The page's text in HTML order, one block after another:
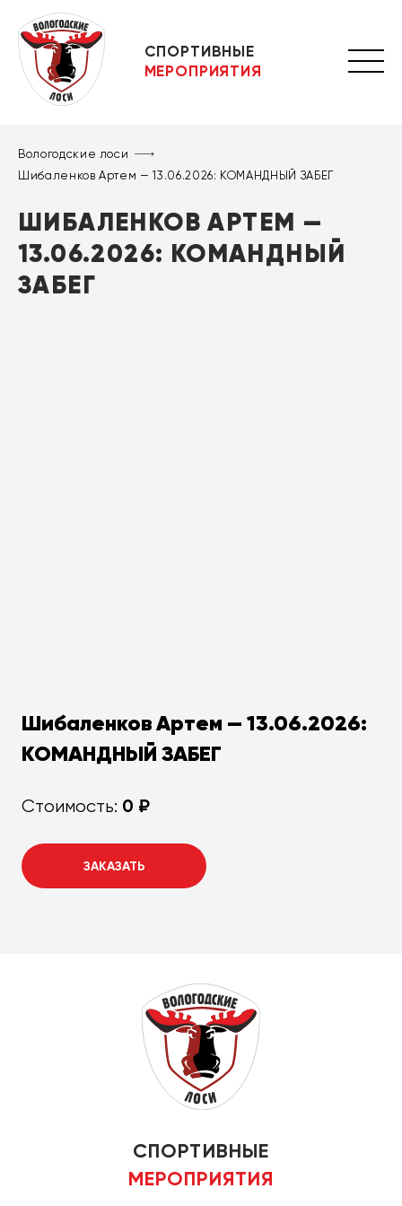
СПОРТИВНЫЕ
МЕРОПРИЯТИЯ
Вологодские лоси
Шибаленков Артем — 13.06.2026: КОМАНДНЫЙ ЗАБЕГ
ШИБАЛЕНКОВ АРТЕМ —
13.06.2026: КОМАНДНЫЙ
ЗАБЕГ
Шибаленков Артем — 13.06.2026:
КОМАНДНЫЙ ЗАБЕГ
Стоимость: 0 ₽
ЗАКАЗАТЬ
СПОРТИВНЫЕ
МЕРОПРИЯТИЯ